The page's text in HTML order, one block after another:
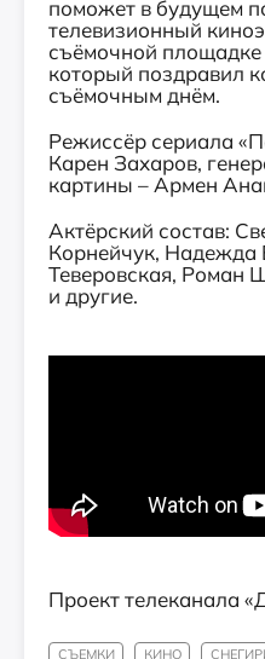
поможет в будущем
телевизионный
съёмочной площадке
который поздравил
съёмочным днём.
Режиссёр сериала
Карен Захаров,
картины – Армен
Актёрский состав:
Корнейчук, Надежда
Теверовская,
и другие.
Проект телеканала
СЪЕМКИ КИНО